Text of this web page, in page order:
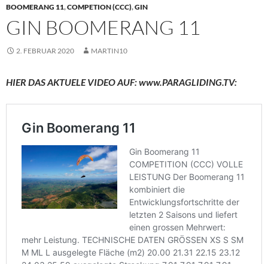
BOOMERANG 11,COMPETION (CCC),GIN
GIN BOOMERANG 11
2. FEBRUAR 2020 MARTIN10
HIER DAS AKTUELE VIDEO AUF: www.PARAGLIDING.TV: